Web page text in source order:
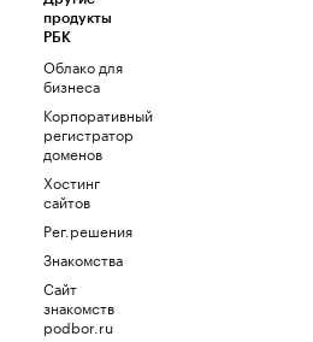
продукты
РБК
Облако для
бизнеса
Корпоративный
регистратор
доменов
Хостинг
сайтов
Рег.решения
Знакомства
Сайт
знакомств
podbor.ru